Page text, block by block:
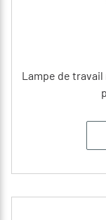
Lampe de travail